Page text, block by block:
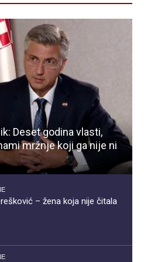
Deset godina vlasti,
mržnje koji ga nije ni
– žena koja nije čitala